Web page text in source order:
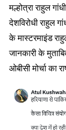
मल्होत्रा राहुल
देशविरोधी राहुल
के मास्टरमाइंड
जानकारी के
ओबीसी मोर्चा का